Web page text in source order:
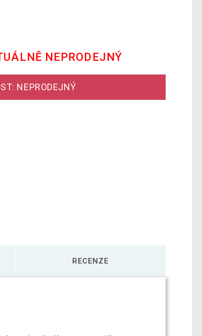
NEPRODEJNÝ
NEPRODEJNÝ
RECENZE